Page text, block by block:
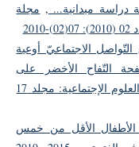
ميدانية... , مجلة
التّواصل الاجتماعيّ أوعية
التّفاح الأخضر على
مجلة الآداب و العلوم الإجتماعية: مجلد 17
الأطفال الأقل من خمس